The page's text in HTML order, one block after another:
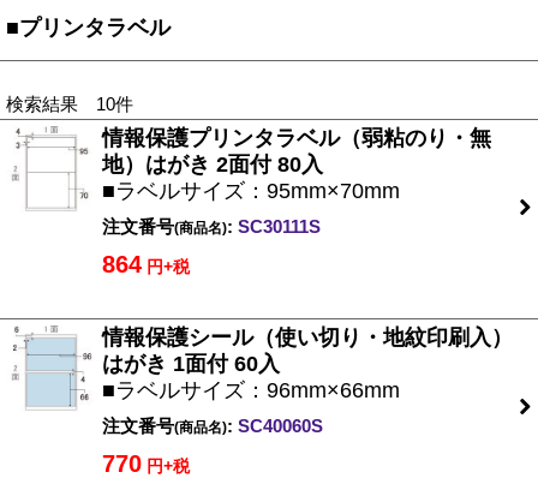
■プリンタラベル
検索結果 10件
情報保護プリンタラベル（弱粘のり・無
地）はがき 2面付 80入
■ラベルサイズ：95mm×70mm
注文番号(商品名): SC30111S
864 円+税
情報保護シール（使い切り・地紋印刷入）
はがき 1面付 60入
■ラベルサイズ：96mm×66mm
注文番号(商品名): SC40060S
770 円+税